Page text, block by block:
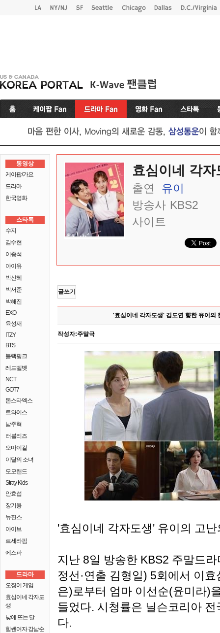
동영상
케이팝/가요
드라마
한국영화
스타톡
수지
김수현
이종석
아이유
박신혜
박서준
박해진
EXO
육성재
ITZY
BTS
블랙핑크
레드벨벳
NCT
GOT7
몬스타엑스
트와이스
남주혁
러블리즈
오마이걸
이달의 소녀
모모랜드
Stray Kids
안효섭
장기용
뉴진스
아이브
르세라핌
에스파
드라마
오징어 게임
효심이네 각자도
생
낮에 뜨는 달
힘쎈여자 강남순
효심이네 각자
출연
유이
방송사 KBS2
사이트
글쓰기
'효심이네 각자도생' 김도연 향한 유이의
작성자:주말극
'효심이네 각자도생' 유이의 고
지난 8일 방송한 KBS2 주말드
정선·연출 김형일) 5회에서 이
은)로부터 엄마 이선순(윤미라)
들었다. 시청률은 닐슨코리아
다.